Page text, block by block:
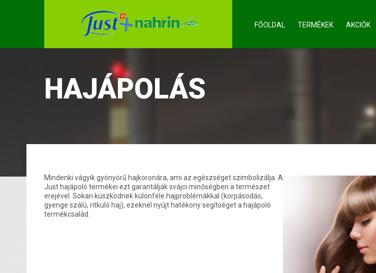
FŐOLDAL TERMÉKEK AKCIÓK
HAJÁPOLÁS
Mindenki vágyik gyönyörű hajkoronára, ami az egészséget szimbolizálja. A
Just hajápoló termékei ezt garantálják svájci minőségben a természet
erejével. Sokan küszködnek különféle hajproblémákkal (korpásodás,
gyenge szálú, ritkuló haj), ezeknél nyújt hatékony segítséget a hajápoló
termékcsalád.